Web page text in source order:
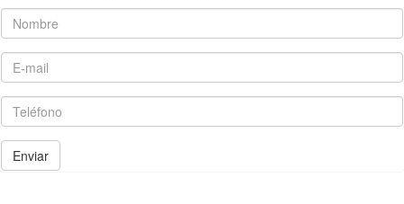
Nombre
E-mail
Teléfono
Enviar